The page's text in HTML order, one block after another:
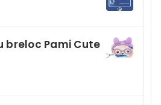
breloc Pami Cute